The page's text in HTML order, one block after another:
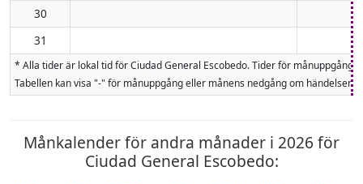
30
31
* Alla tider är lokal tid för Ciudad General Escobedo. Tider för
Tabellen kan visa "-" för månuppgång eller månens nedgång om
Månkalender för andra månader i 2026 för
Ciudad General Escobedo: